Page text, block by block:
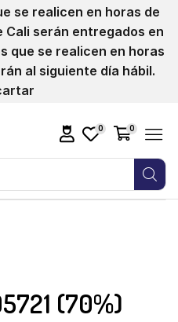
se realicen en horas de
Cali serán entregados en
que se realicen en horas
al siguiente día hábil.
0 0
(70%)